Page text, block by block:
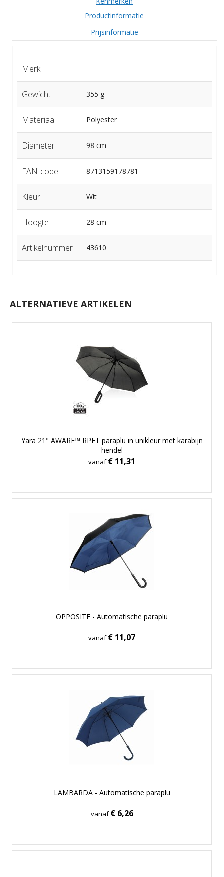
Productinformatie
Prijsinformatie
Merk
Gewicht 355 g
Materiaal Polyester
Diameter 98 cm
EAN-code 8713159178781
Kleur Wit
Hoogte 28 cm
Artikelnummer 43610
ALTERNATIEVE ARTIKELEN
Yara 21" AWARE™ RPET paraplu in unikleur met karabijn
hendel
vanaf€ 11,31
OPPOSITE - Automatische paraplu
vanaf€ 11,07
LAMBARDA - Automatische paraplu
vanaf€ 6,26